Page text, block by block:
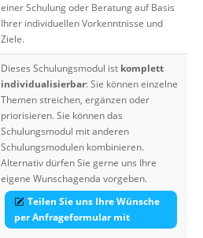
einer Schulung oder Beratung auf Basis
Ihrer individuellen Vorkenntnisse und
Ziele.
Dieses Schulungsmodul ist komplett
individualisierbar: Sie können einzelne
Themen streichen, ergänzen oder
priorisieren. Sie können das
Schulungsmodul mit anderen
Schulungsmodulen kombinieren.
Alternativ dürfen Sie gerne uns Ihre
eigene Wunschagenda vorgeben.
Teilen Sie uns Ihre Wünsche
per Anfrageformular mit